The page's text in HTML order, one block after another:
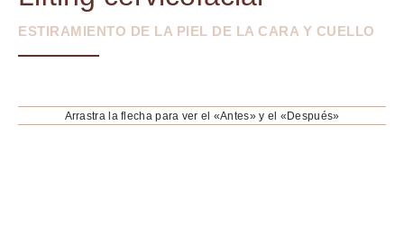
ESTIRAMIENTO DE LA PIEL DE LA CARA Y CUELLO
Arrastra la flecha para ver el «Antes» y el «Después»